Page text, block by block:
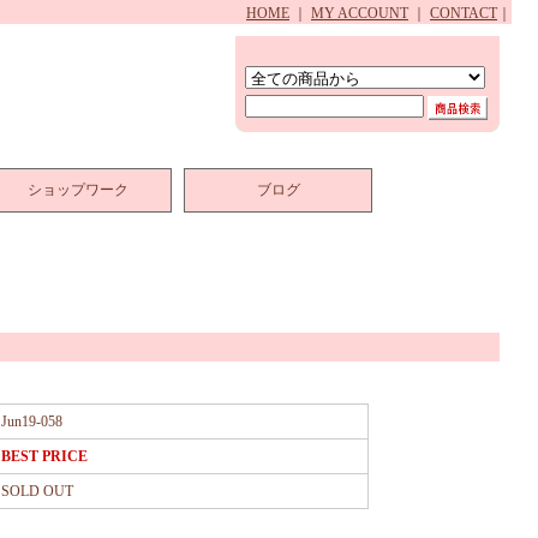
HOME MY ACCOUNT CONTACT
ショップワーク ブログ
Jun19-058
BEST PRICE
SOLD OUT